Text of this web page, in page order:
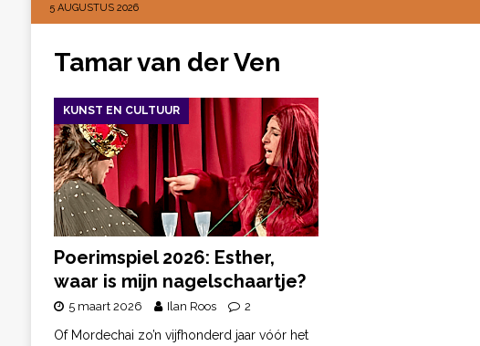
5 AUGUSTUS 2026
Tamar van der Ven
KUNST EN CULTUUR
Poerimspiel 2026: Esther,
waar is mijn nagelschaartje?
5 maart 2026 Ilan Roos 2
Of Mordechai zo’n vijfhonderd jaar vóór het